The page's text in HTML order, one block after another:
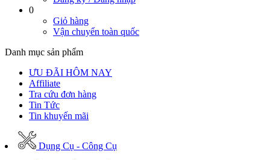
0
Giỏ hàng
Vận chuyển toàn quốc
Danh mục sản phẩm
ƯU ĐÃI HÔM NAY
Affiliate
Tra cứu đơn hàng
Tin Tức
Tin khuyến mãi
Dụng Cụ - Công Cụ